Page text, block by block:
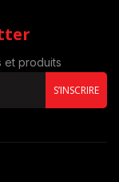
et produits
S’INSCRIRE